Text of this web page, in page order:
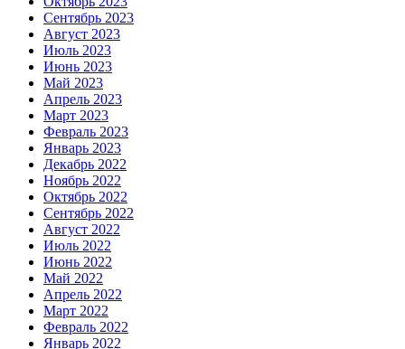
Сентябрь 2023
Август 2023
Июль 2023
Июнь 2023
Май 2023
Апрель 2023
Март 2023
Февраль 2023
Январь 2023
Декабрь 2022
Ноябрь 2022
Октябрь 2022
Сентябрь 2022
Август 2022
Июль 2022
Июнь 2022
Май 2022
Апрель 2022
Март 2022
Февраль 2022
Январь 2022